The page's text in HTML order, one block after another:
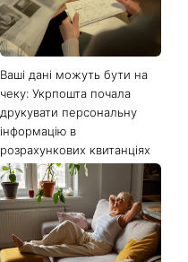
Ваші дані можуть бути на
чеку: Укрпошта почала
друкувати персональну
інформацію в
розрахункових квитанціях